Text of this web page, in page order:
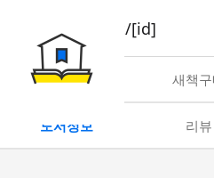
book/rent/[id]
대여 새책구
도서정보 리뷰